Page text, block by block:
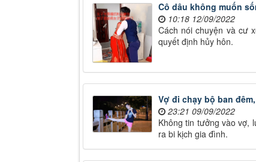
Cô dâu không muốn
10:18 12/09/2022
Cách nói chuyện và cư
quyết định hủy hôn.
Vợ đi chạy bộ ban
23:21 09/09/2022
Không tin tưởng vào vợ,
ra bi kịch gia đình.